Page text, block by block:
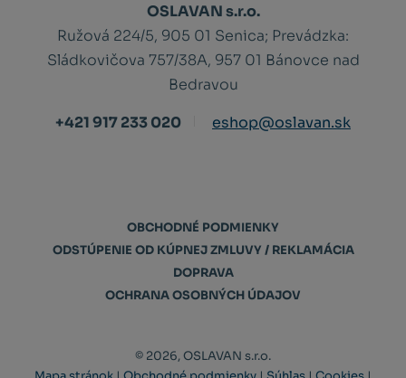
OSLAVAN s.r.o.
Ružová 224/5, 905 01 Senica; Prevádzka:
Sládkovičova 757/38A, 957 01 Bánovce nad
Bedravou
+421 917 233 020
eshop@oslavan.sk
OBCHODNÉ PODMIENKY
ODSTÚPENIE OD KÚPNEJ ZMLUVY / REKLAMÁCIA
DOPRAVA
OCHRANA OSOBNÝCH ÚDAJOV
© 2026, OSLAVAN s.r.o.